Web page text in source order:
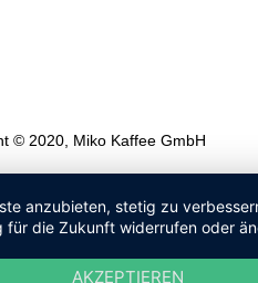
© 2020, Miko Kaffee GmbH
anzubieten, stetig zu
für die Zukunft widerrufen oder
AKZEPTIEREN